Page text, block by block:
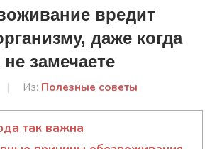
вредит
даже когда
замечаете
От:
admin
Из: Полезные советы
так важна